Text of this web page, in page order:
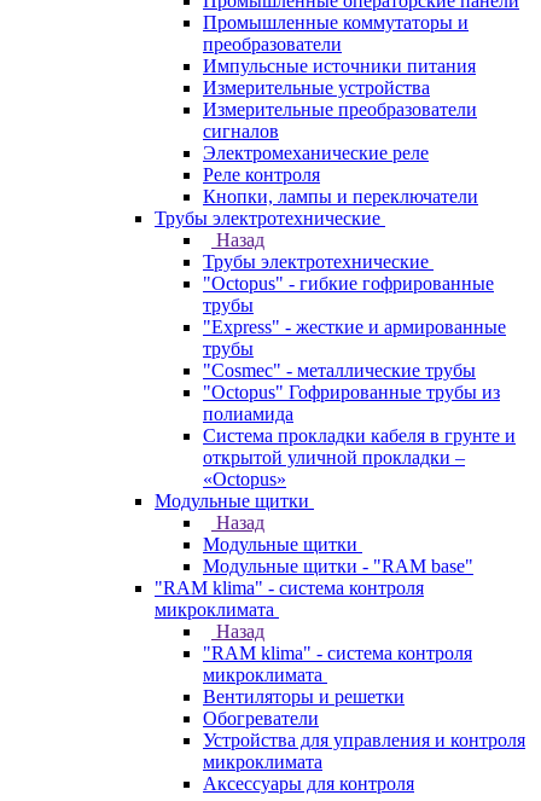
Промышленные коммутаторы и
преобразователи
Импульсные источники питания
Измерительные устройства
Измерительные преобразователи
сигналов
Электромеханические реле
Реле контроля
Кнопки, лампы и переключатели
Трубы электротехнические
Назад
Трубы электротехнические
"Octopus" - гибкие гофрированные
трубы
"Express" - жесткие и армированные
трубы
"Cosmec" - металлические трубы
"Octopus" Гофрированные трубы из
полиамида
Система прокладки кабеля в грунте и
открытой уличной прокладки –
«Octopus»
Модульные щитки
Назад
Модульные щитки
Модульные щитки - "RAM base"
"RAM klima" - система контроля
микроклимата
Назад
"RAM klima" - система контроля
микроклимата
Вентиляторы и решетки
Обогреватели
Устройства для управления и контроля
микроклимата
Аксессуары для контроля